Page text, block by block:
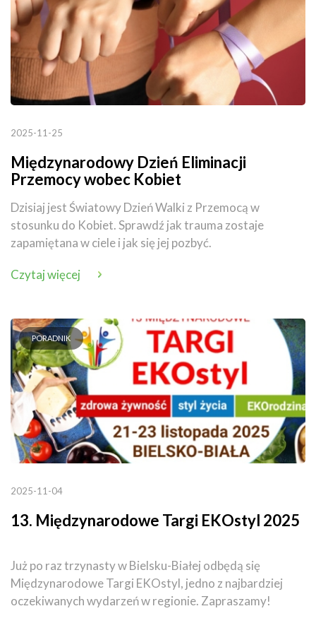
2025-11-25
Międzynarodowy Dzień Eliminacji
Przemocy wobec Kobiet
Dzisiaj jest Światowy Dzień Walki z Przemocą w
stosunku do Kobiet. Sprawdź jak trauma zostaje
zapamiętana w ciele i jak się jej pozbyć.
Czytaj więcej
PORADNIK
2025-11-04
13. Międzynarodowe Targi EKOstyl 2025
Już po raz trzynasty w Bielsku-Białej odbędą się
Międzynarodowe Targi EKOstyl, jedno z najbardziej
oczekiwanych wydarzeń w regionie. Zapraszamy!